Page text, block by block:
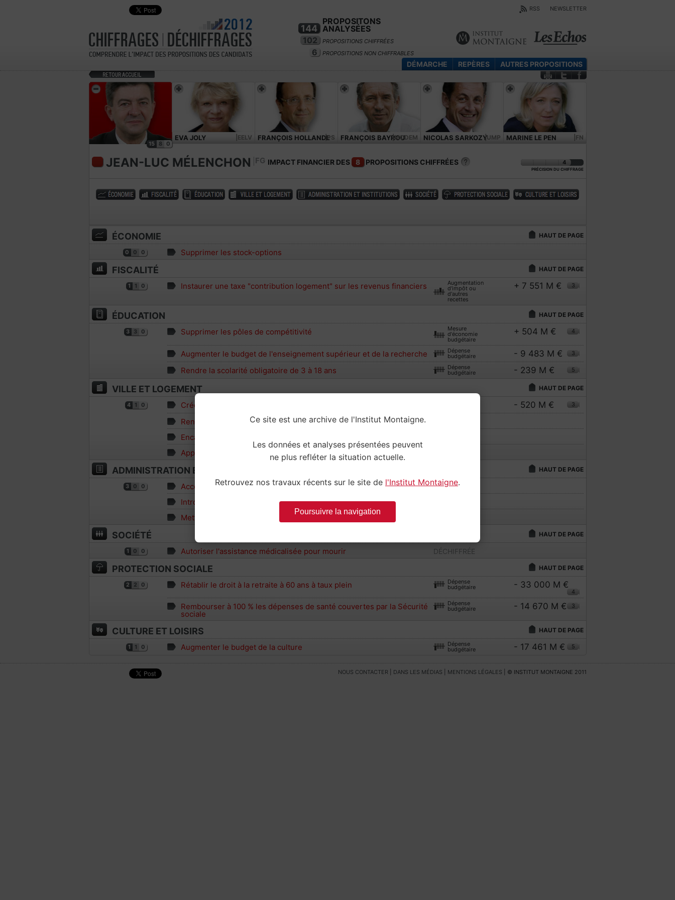
RSS NEWSLETTER
144
PROPOSITONS
ANALYSÉES
102
PROPOSITIONS CHIFFRÉES
6 PROPOSITIONS NON CHIFFRABLES
DÉMARCHE REPÈRES AUTRES PROPOSITIONS
15 8 0
EVA JOLY |EELV FRANÇOIS HOLLANDE|PS FRANÇOIS BAYROU|MODEM NICOLAS SARKOZY|UMP MARINE LE PEN |FN
JEAN-LUC MÉLENCHON FG IMPACT FINANCIER DES 8 PROPOSITIONS CHIFFRÉES 4
PRÉCISION DU CHIFFRAGE
ÉCONOMIE HAUT DE PAGE
0 0 0 Supprimer les stock-options
FISCALITÉ HAUT DE PAGE
1 1 0 Instaurer une taxe "contribution logement" sur les revenus financiers Augmentation
d'impôt ou
d'autres
recettes
+ 7 551 M € 3
ÉDUCATION HAUT DE PAGE
3 3 0 Supprimer les pôles de compétitivité Mesure
d'économie
budgétaire
+ 504 M € 4
Augmenter le budget de l'enseignement supérieur et de la recherche Dépense
budgétaire - 9 483 M € 3
Rendre la scolarité obligatoire de 3 à 18 ans Dépense
budgétaire - 239 M € 5
VILLE ET LOGEMENT HAUT DE PAGE
4 1 0 Créer 200 000 logements sociaux par an - 520 M € 3
Renforcer la loi SRU
Encadrer les loyers
Appliquer la réquisition des logements vacants
ADMINISTRATION ET INSTITUTIONS HAUT DE PAGE
3 0 0 Accorder le droit de vote aux étrangers aux élections locales DÉCHIFFRÉE
Introduire la proportionnelle aux élections
Mettre fin au cumul des mandats
SOCIÉTÉ HAUT DE PAGE
1 0 0 Autoriser l'assistance médicalisée pour mourir DÉCHIFFRÉE
PROTECTION SOCIALE HAUT DE PAGE
2 2 0 Rétablir le droit à la retraite à 60 ans à taux plein Dépense
budgétaire - 33 000 M €
4
Rembourser à 100 % les dépenses de santé couvertes par la Sécurité
sociale
Dépense
budgétaire - 14 670 M € 3
CULTURE ET LOISIRS HAUT DE PAGE
1 1 0 Augmenter le budget de la culture Dépense
budgétaire - 17 461 M € 5
NOUS CONTACTER DANS LES MÉDIAS MENTIONS LÉGALES | © INSTITUT MONTAIGNE 2011
Ce site est une archive de l'Institut Montaigne.
Les données et analyses présentées peuvent
ne plus refléter la situation actuelle.
Retrouvez nos travaux récents sur le site de l'Institut Montaigne.
Poursuivre la navigation